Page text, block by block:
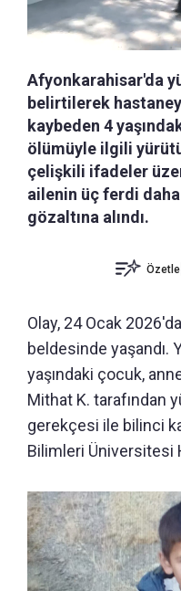
Afyonkarahisar'da
belirtilerek
kaybeden 4
ölümüyle ilgili
çelişkili ifadeler
ailenin üç ferdi
gözaltına alındı.
Özetle
Olay, 24 Ocak
beldesinde yaşandı.
yaşındaki çocuk,
Mithat K. tarafından
gerekçesi ile bilinci
Bilimleri Üniversitesi